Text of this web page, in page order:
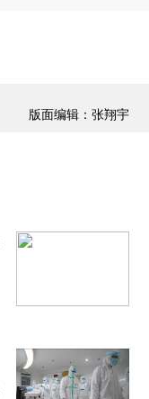
版面编辑：张翔宇